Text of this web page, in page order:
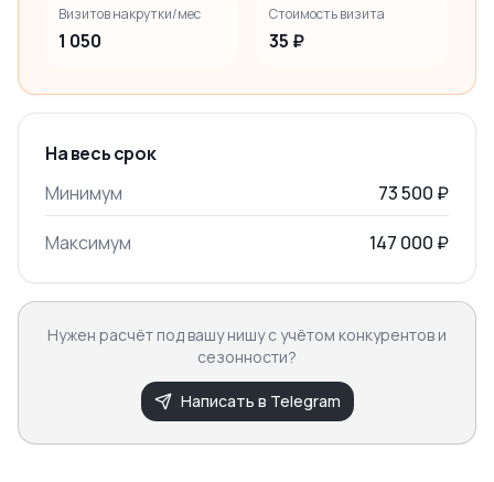
Визитов накрутки/мес
1 050
Стоимость визита
35 ₽
На весь срок
Минимум
73 500 ₽
Максимум 147 000 ₽
Нужен расчёт под вашу нишу с учётом конкурентов и
сезонности?
Написать в Telegram